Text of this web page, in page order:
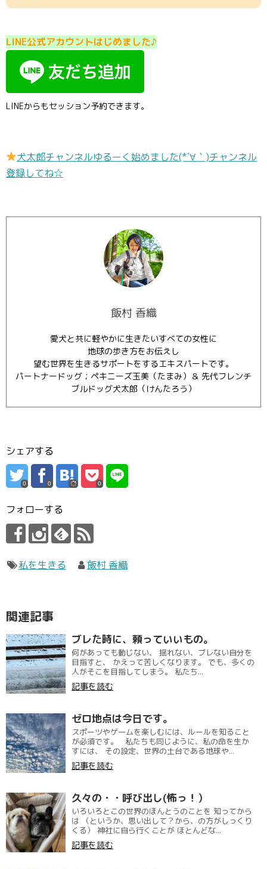
LINE公式アカウントはじめました♪
LINEからもセッション予約できます。
犬太郎チャンネルゆるーく始めました(*´∀｀)チャンネル
登録してね☆
飯村 香織
愛犬と共に軽やかに生きたいすべての女性に
地球の歩き方をお伝えし
望む世界を生きるサポートをするエキスパートです。
パートナードッグ；ペキニーズ玉美（たまみ）＆ 先代フレンチ
ブルドッグ犬太郎（けんたろう）
シェアする
0 0 0
フォローする
私を生きる 飯村 香織
関連記事
ブレた時に、頼っていいもの。
何があっても動じない、 揺れない、ブレない自分を
目指すと、 かえって苦しくなります。 でも、多くの
人がそこを目指してしまう。 私たち...
記事を読む
ゼロ地点は今日です。
スポーツやゲームを楽しむには、ルールを知ること
が必須です。 私たちも同じように、私の命を生か
すには、 その設定、世界の土台である地球や...
記事を読む
久々の・・呼び出し(怖っ！）
いろいろとこの世界のほんとうのことを 知ってから
は （というか、思い出して？から、の方がしっくり
くる） 神社に自ら行くことが ほとんどな...
記事を読む